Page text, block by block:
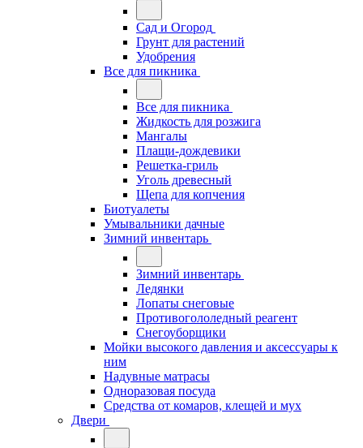
Сад и Огород
Грунт для растений
Удобрения
Все для пикника
Все для пикника
Жидкость для розжига
Мангалы
Плащи-дождевики
Решетка-гриль
Уголь древесный
Щепа для копчения
Биотуалеты
Умывальники дачные
Зимний инвентарь
Зимний инвентарь
Ледянки
Лопаты снеговые
Противогололедный реагент
Снегоуборщики
Мойки высокого давления и аксессуары к
ним
Надувные матрасы
Одноразовая посуда
Средства от комаров, клещей и мух
Двери